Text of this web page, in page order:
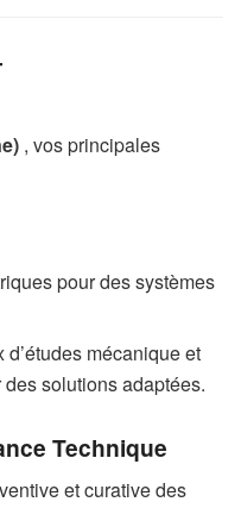
, vos principales
pour des systèmes
mécanique et
solutions adaptées.
Technique
et curative des